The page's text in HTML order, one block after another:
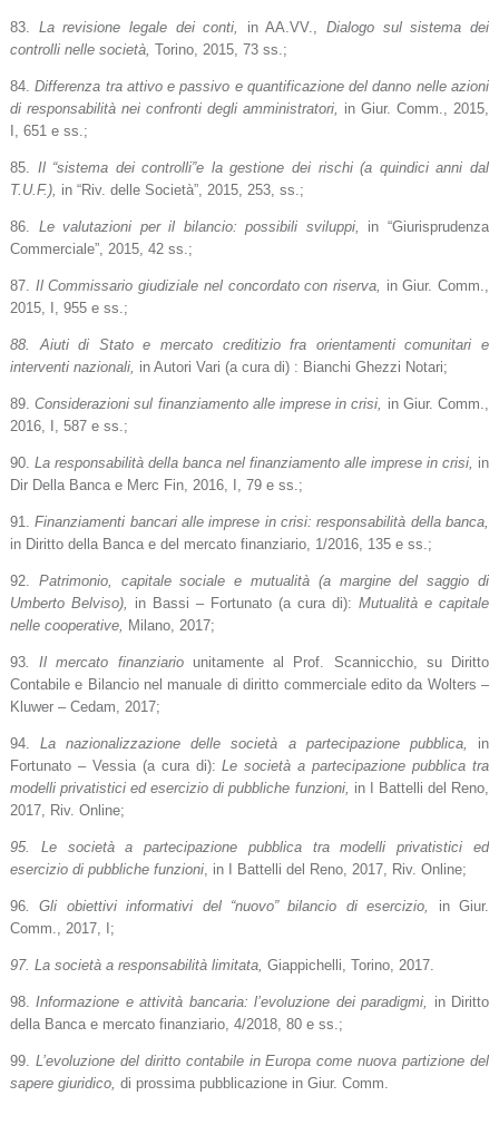
83. La revisione legale dei conti, in AA.VV.,Dialogo sul sistema dei
controlli nelle società, Torino, 2015, 73 ss.;
84.Differenza tra attivo e passivo e quantificazione del danno nelle azioni
di responsabilità nei confronti degli amministratori, in Giur. Comm., 2015,
I, 651 e ss.;
85. Il “sistema dei controlli”e la gestione dei rischi (a quindici anni dal
T.U.F.), in “Riv. delle Società”, 2015, 253, ss.;
86. Le valutazioni per il bilancio: possibili sviluppi, in “Giurisprudenza
Commerciale”, 2015, 42 ss.;
87. Il Commissario giudiziale nel concordato con riserva, in Giur. Comm.,
2015, I, 955 e ss.;
88. Aiuti di Stato e mercato creditizio fra orientamenti comunitari e
interventi nazionali, in Autori Vari (a cura di) : Bianchi Ghezzi Notari;
89.Considerazioni sul finanziamento alle imprese in crisi, in Giur. Comm.,
2016, I, 587 e ss.;
90. La responsabilità della banca nel finanziamento alle imprese in crisi, in
Dir Della Banca e Merc Fin, 2016, I, 79 e ss.;
91.Finanziamenti bancari alle imprese in crisi: responsabilità della banca,
in Diritto della Banca e del mercato finanziario, 1/2016, 135 e ss.;
92. Patrimonio, capitale sociale e mutualità (a margine del saggio di
Umberto Belviso), in Bassi – Fortunato (a cura di):Mutualità e capitale
nelle cooperative,
Milano, 2017;
93. Il mercato finanziario unitamente al Prof. Scannicchio, su Diritto
Contabile e Bilancio nel manuale di diritto commerciale edito da Wolters –
Kluwer – Cedam, 2017;
94.La nazionalizzazione delle società a partecipazione pubblica, in
Fortunato – Vessia (a cura di):Le società a partecipazione pubblica tra
modelli privatistici ed esercizio di pubbliche funzioni, in I Battelli del Reno,
2017, Riv. Online;
95. Le società a partecipazione pubblica tra modelli privatistici ed
esercizio di pubbliche funzioni, in I Battelli del Reno, 2017, Riv. Online;
96. Gli obiettivi informativi del “nuovo” bilancio di esercizio, in Giur.
Comm., 2017, I;
97. La società a responsabilità limitata, Giappichelli, Torino, 2017.
98.Informazione e attività bancaria: l’evoluzione dei paradigmi, in Diritto
della Banca e mercato finanziario, 4/2018, 80 e ss.;
99. L’evoluzione del diritto contabile in Europa come nuova partizione del
sapere giuridico, di prossima pubblicazione in Giur. Comm.